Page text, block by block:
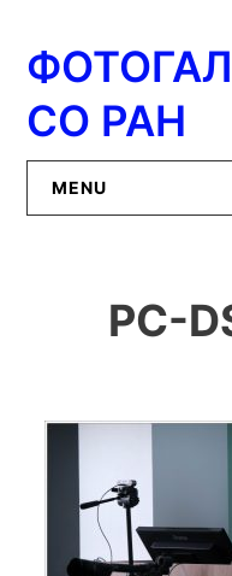
содержимому
СО РАН
MENU
PC-